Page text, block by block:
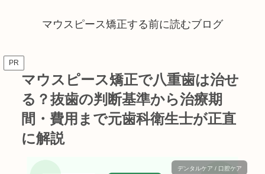
マウスピース矯正する前に読むブログ
PR
マウスピース矯正で八重歯は治せ
る？抜歯の判断基準から治療期
間・費用まで元歯科衛生士が正直
に解説
デンタルケア / 口腔ケア